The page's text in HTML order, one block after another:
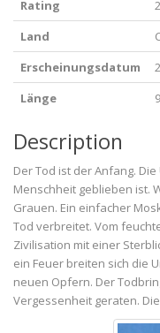
Rating
Land
Erscheinungsdatum
Länge
Description
Der Tod ist der Anfang.
Menschheit geblieben ist.
Grauen. Ein einfacher
Tod verbreitet. Vom
Zivilisation mit einer
ein Feuer breiten sich die
neuen Opfern. Der
Vergessenheit geraten.